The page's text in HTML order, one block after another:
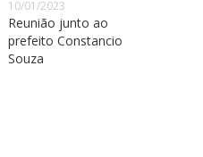
10/01/2023
Reunião junto ao
prefeito Constancio
Souza